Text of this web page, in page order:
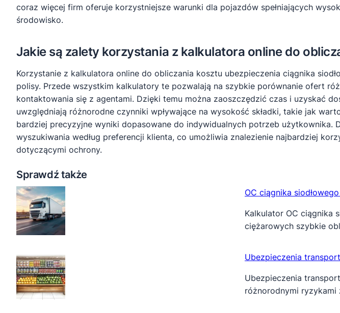
coraz więcej firm oferuje korzystniejsze warunki dla pojazdów spełniających
środowisko.
Jakie są zalety korzystania z kalkulatora online do
Korzystanie z kalkulatora online do obliczania kosztu ubezpieczenia ciągnika
polisy. Przede wszystkim kalkulatory te pozwalają na szybkie porównanie ofert
kontaktowania się z agentami. Dzięki temu można zaoszczędzić czas i uzyskać
uwzględniają różnorodne czynniki wpływające na wysokość składki, takie jak
bardziej precyzyjne wyniki dopasowane do indywidualnych potrzeb
wyszukiwania według preferencji klienta, co umożliwia znalezienie najbardziej
dotyczącymi ochrony.
Sprawdź także
OC ciągnika
Kalkulator OC ciągnika
ciężarowych szybkie
Ubezpieczenia
Ubezpieczenia
różnorodnymi ryzykami